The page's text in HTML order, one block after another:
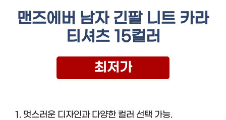
맨즈에버 남자 긴팔 니트 카라
티셔츠 15컬러
최저가
1. 멋스러운 디자인과 다양한 컬러 선택 가능.